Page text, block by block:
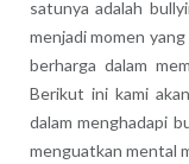
satunya adalah
menjadi momen
berharga dalam
Berikut ini kami
dalam menghadapi
menguatkan mental